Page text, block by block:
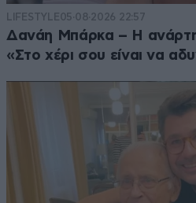
LIFESTYLE05·08·2026 22:57
Δανάη Μπάρκα – Η
«Στο χέρι σου είναι να